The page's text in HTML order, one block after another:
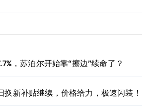
，苏泊尔开始靠“擦边”续命了？
换新补贴继续，价格给力，极速闪装！